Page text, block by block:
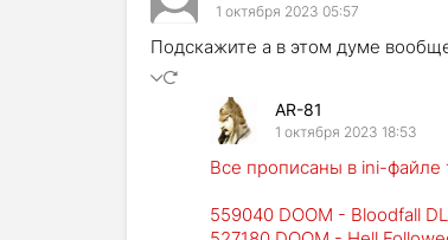
1 октября 2023 05:57
Подскажите а в этом думе
AR-81
1 октября 2023 18:53
Все прописаны в ini-файле
559040 DOOM - Bloodfall